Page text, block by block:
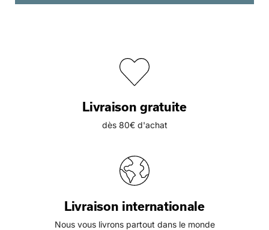
Livraison gratuite
dès 80€ d'achat
Livraison internationale
Nous vous livrons partout dans le monde